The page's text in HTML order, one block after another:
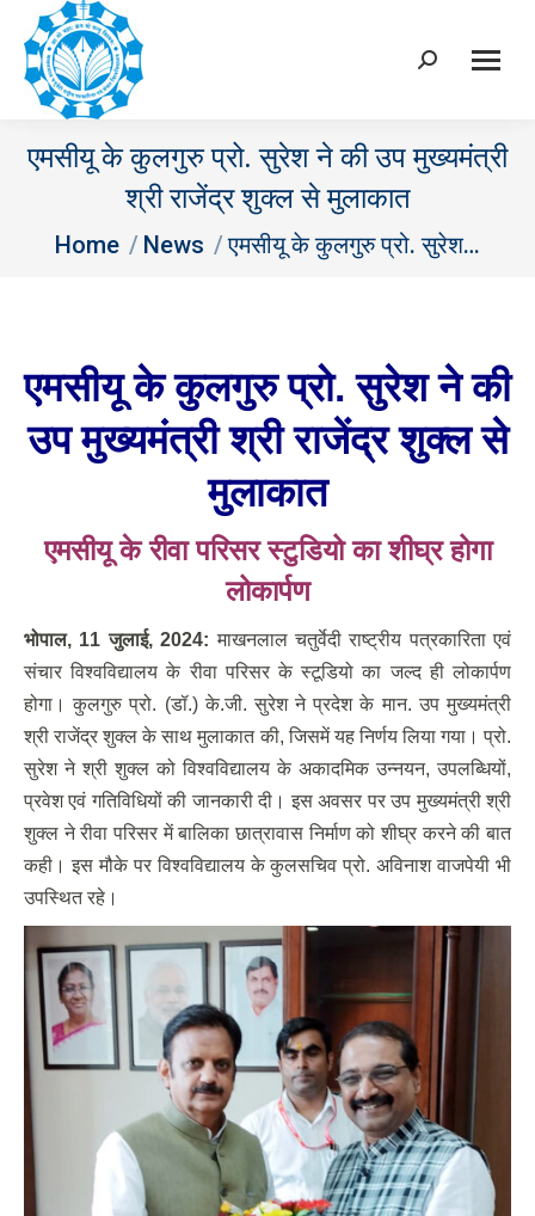
Search:
एमसीयू के कुलगुरु प्रो. सुरेश ने की उप मुख्यमंत्री
श्री राजेंद्र शुक्ल से मुलाकात
You are here:
Home News एमसीयू के कुलगुरु प्रो. सुरेश…
एमसीयू के कुलगुरु प्रो. सुरेश ने की
उप मुख्यमंत्री श्री राजेंद्र शुक्ल से
मुलाकात
एमसीयू के रीवा परिसर स्टुडियो का शीघ्र होगा
लोकार्पण
भोपाल, 11जुलाई, 2024: माखनलाल चतुर्वेदी राष्ट्रीय पत्रकारिता एवं
संचार विश्वविद्यालय के रीवा परिसर के स्टूडियो का जल्द ही लोकार्पण
होगा। कुलगुरु प्रो. (डॉ.) के.जी. सुरेश ने प्रदेश के मान. उप मुख्यमंत्री
श्री राजेंद्र शुक्ल के साथ मुलाकात की, जिसमें यह निर्णय लिया गया। प्रो.
सुरेश ने श्री शुक्ल को विश्वविद्यालय के अकादमिक उन्नयन, उपलब्धियों,
प्रवेश एवं गतिविधियों की जानकारी दी। इस अवसर पर उप मुख्यमंत्री श्री
शुक्ल ने रीवा परिसर में बालिका छात्रावास निर्माण को शीघ्र करने की बात
कही। इस मौके पर विश्वविद्यालय के कुलसचिव प्रो. अविनाश वाजपेयी भी
उपस्थित रहे।